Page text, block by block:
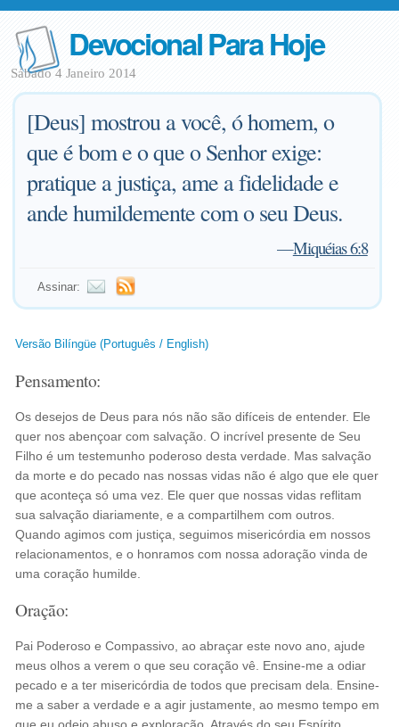
Devocional Para Hoje
Sábado 4 Janeiro 2014
[Deus] mostrou a você, ó homem, o
que é bom e o que o Senhor exige:
pratique a justiça, ame a fidelidade e
ande humildemente com o seu Deus.
—Miquéias 6:8
Assinar:
Versão Bilíngüe (Português / English)
Pensamento:
Os desejos de Deus para nós não são difíceis de entender. Ele
quer nos abençoar com salvação. O incrível presente de Seu
Filho é um testemunho poderoso desta verdade. Mas salvação
da morte e do pecado nas nossas vidas não é algo que ele quer
que aconteça só uma vez. Ele quer que nossas vidas reflitam
sua salvação diariamente, e a compartilhem com outros.
Quando agimos com justiça, seguimos misericórdia em nossos
relacionamentos, e o honramos com nossa adoração vinda de
uma coração humilde.
Oração:
Pai Poderoso e Compassivo, ao abraçar este novo ano, ajude
meus olhos a verem o que seu coração vê. Ensine-me a odiar
pecado e a ter misericórdia de todos que precisam dela. Ensine-
me a saber a verdade e a agir justamente, ao mesmo tempo em